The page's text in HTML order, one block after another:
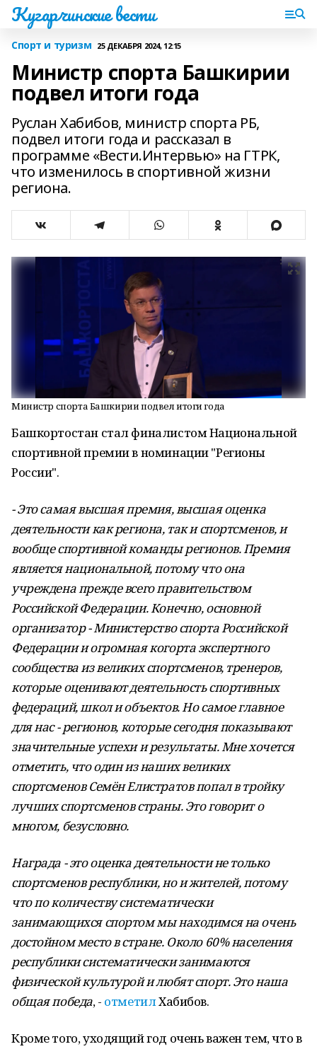
Кугарчинские вести
Спорт и туризм 25 ДЕКАБРЯ 2024, 12:15
Министр спорта Башкирии
подвел итоги года
Руслан Хабибов, министр спорта РБ,
подвел итоги года и рассказал в
программе «Вести.Интервью» на ГТРК,
что изменилось в спортивной жизни
региона.
Министр спорта Башкирии подвел итоги года
Башкортостан стал финалистом Национальной
спортивной премии в номинации "Регионы
России".
- Это самая высшая премия, высшая оценка
деятельности как региона, так и спортсменов, и
вообще спортивной команды регионов. Премия
является национальной, потому что она
учреждена прежде всего правительством
Российской Федерации. Конечно, основной
организатор - Министерство спорта Российской
Федерации и огромная когорта экспертного
сообщества из великих спортсменов, тренеров,
которые оценивают деятельность спортивных
федераций, школ и объектов. Но самое главное
для нас - регионов, которые сегодня показывают
значительные успехи и результаты. Мне хочется
отметить, что один из наших великих
спортсменов Семён Елистратов попал в тройку
лучших спортсменов страны. Это говорит о
многом, безусловно.
Награда - это оценка деятельности не только
спортсменов республики, но и жителей, потому
что по количеству систематически
занимающихся спортом мы находимся на очень
достойном место в стране. Около 60% населения
республики систематически занимаются
физической культурой и любят спорт. Это наша
общая победа, - отметилХабибов.
Кроме того, уходящий год очень важен тем, что в